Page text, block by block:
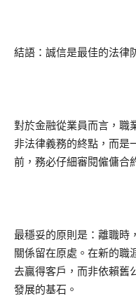
結語：誠信是最佳的法律
對於金融從業員而言，職
非法律義務的終點，而是
前，務必仔細審閱僱傭合
最穩妥的原則是：離職時
關係留在原處。在新的職
去贏得客戶，而非依賴舊
發展的基石。